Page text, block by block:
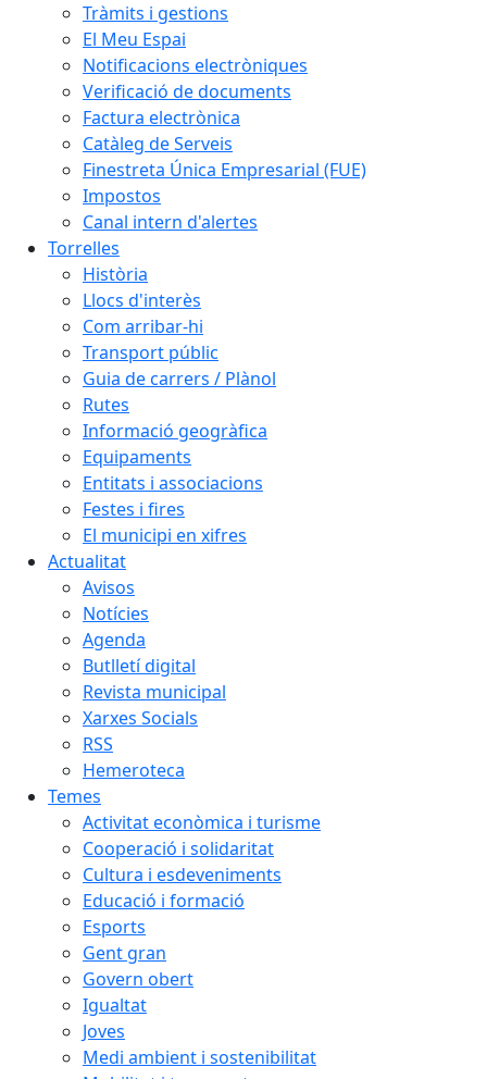
Tràmits i gestions
El Meu Espai
Notificacions electròniques
Verificació de documents
Factura electrònica
Catàleg de Serveis
Finestreta Única Empresarial (FUE)
Impostos
Canal intern d'alertes
Torrelles
Història
Llocs d'interès
Com arribar-hi
Transport públic
Guia de carrers / Plànol
Rutes
Informació geogràfica
Equipaments
Entitats i associacions
Festes i fires
El municipi en xifres
Actualitat
Avisos
Notícies
Agenda
Butlletí digital
Revista municipal
Xarxes Socials
RSS
Hemeroteca
Temes
Activitat econòmica i turisme
Cooperació i solidaritat
Cultura i esdeveniments
Educació i formació
Esports
Gent gran
Govern obert
Igualtat
Joves
Medi ambient i sostenibilitat